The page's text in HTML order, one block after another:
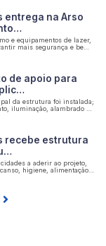
entrega na Arso
e equipamentos de lazer,
mais segurança e bem-
de apoio para
da estrutura foi instalada;
iluminação, alambrado e
recebe estrutura
a aderir ao projeto,
higiene, alimentação e